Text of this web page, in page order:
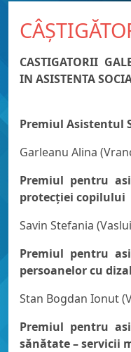
CASTIGATORII
IN ASISTENTA
Premiul Asistentul
Garleanu Alina
Premiul pentru
protecţiei copilului
Savin Stefania
Premiul pentru
persoanelor cu
Stan Bogdan Ionut
Premiul pentru
sănătate – servicii